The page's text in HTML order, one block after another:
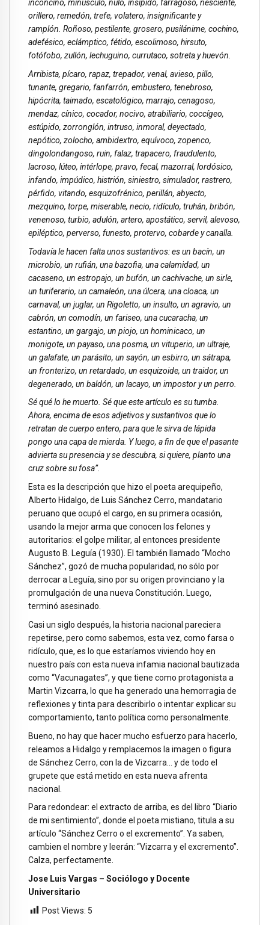
inconcino, minúsculo, nulo, insípido, farragoso, nesciente,
orillero, remedón, trefe, volatero, insignificante y
ramplón. Roñoso, pestilente, grosero, pusilánime, cochino,
adefésico, eclámptico, fétido, escolimoso, hirsuto,
fotófobo, zullón, lechuguino, currutaco, sotreta y huevón.
Arribista, pícaro, rapaz, trepador, venal, avieso, pillo,
tunante, gregario, fanfarrón, embustero, tenebroso,
hipócrita, taimado, escatológico, marrajo, cenagoso,
mendaz, cínico, cocador, nocivo, atrabiliario, coccígeo,
estúpido, zorronglón, intruso, inmoral, deyectado,
nepótico, zolocho, ambidextro, equívoco, zopenco,
dingolondangoso, ruin, falaz, trapacero, fraudulento,
lacroso, lúteo, intérlope, pravo, fecal, mazorral, lordósico,
infando, impúdico, histrión, siniestro, simulador, rastrero,
pérfido, vitando, esquizofrénico, perillán, abyecto,
mezquino, torpe, miserable, necio, ridículo, truhán, bribón,
venenoso, turbio, adulón, artero, apostático, servil, alevoso,
epiléptico, perverso, funesto, protervo, cobarde y canalla.
Todavía le hacen falta unos sustantivos: es un bacín, un
microbio, un rufián, una bazofia, una calamidad, un
cacaseno, un estropajo, un bufón, un cachivache, un sirle,
un turiferario, un camaleón, una úlcera, una cloaca, un
carnaval, un juglar, un Rigoletto, un insulto, un agravio, un
cabrón, un comodín, un fariseo, una cucaracha, un
estantino, un gargajo, un piojo, un hominicaco, un
monigote, un payaso, una posma, un vituperio, un ultraje,
un galafate, un parásito, un sayón, un esbirro, un sátrapa,
un fronterizo, un retardado, un esquizoide, un traidor, un
degenerado, un baldón, un lacayo, un impostor y un perro.
Sé qué lo he muerto. Sé que este artículo es su tumba.
Ahora, encima de esos adjetivos y sustantivos que lo
retratan de cuerpo entero, para que le sirva de lápida
pongo una capa de mierda. Y luego, a fin de que el pasante
advierta su presencia y se descubra, si quiere, planto una
cruz sobre su fosa”.
Esta es la descripción que hizo el poeta arequipeño,
Alberto Hidalgo, de Luis Sánchez Cerro, mandatario
peruano que ocupó el cargo, en su primera ocasión,
usando la mejor arma que conocen los felones y
autoritarios: el golpe militar, al entonces presidente
Augusto B. Leguía (1930). El también llamado “Mocho
Sánchez”, gozó de mucha popularidad, no sólo por
derrocar a Leguía, sino por su origen provinciano y la
promulgación de una nueva Constitución. Luego,
terminó asesinado.
Casi un siglo después, la historia nacional pareciera
repetirse, pero como sabemos, esta vez, como farsa o
ridículo, que, es lo que estaríamos viviendo hoy en
nuestro país con esta nueva infamia nacional bautizada
como “Vacunagates”, y que tiene como protagonista a
Martin Vizcarra, lo que ha generado una hemorragia de
reflexiones y tinta para describirlo o intentar explicar su
comportamiento, tanto política como personalmente.
Bueno, no hay que hacer mucho esfuerzo para hacerlo,
releamos a Hidalgo y remplacemos la imagen o figura
de Sánchez Cerro, con la de Vizcarra… y de todo el
grupete que está metido en esta nueva afrenta
nacional.
Para redondear: el extracto de arriba, es del libro “Diario
de mi sentimiento”, donde el poeta mistiano, titula a su
artículo “Sánchez Cerro o el excremento”. Ya saben,
cambien el nombre y leerán: “Vizcarra y el excremento”.
Calza, perfectamente.
Jose Luis Vargas – Sociólogo y Docente
Universitario
Post Views: 5